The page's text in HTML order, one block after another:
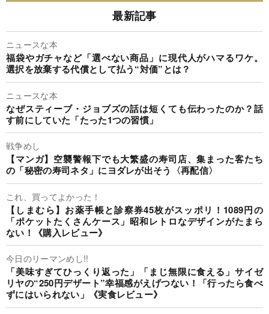
最新記事
ニュースな本
福袋やガチャなど「選べない商品」に現代人がハマるワケ。
選択を放棄する代償として払う“対価”とは？
ニュースな本
なぜスティーブ・ジョブズの話は短くても伝わったのか？話
す前にしていた「たった1つの習慣」
戦争めし
【マンガ】空襲警報下でも大繁盛の寿司店、集まった客たち
の「秘密の寿司ネタ」にヨダレが出そう〈再配信〉
これ、買ってよかった！
【しまむら】お薬手帳と診察券45枚がスッポリ！1089円の
「ポケットたくさんケース」昭和レトロなデザインがたまら
ない！《購入レビュー》
今日のリーマンめし!!
「美味すぎてひっくり返った」「まじ無限に食える」サイゼ
リヤの“250円デザート”幸福感がえげつない！「行ったら食べ
ずにはいられない」《実食レビュー》